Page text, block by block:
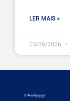
LER MAIS >
03/08/2026